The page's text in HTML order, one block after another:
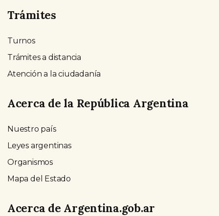
Trámites
Turnos
Trámites a distancia
Atención a la ciudadanía
Acerca de la República Argentina
Nuestro país
Leyes argentinas
Organismos
Mapa del Estado
Acerca de Argentina.gob.ar